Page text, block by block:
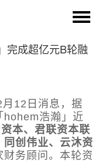
完成超亿元B轮融
12日消息，据
hohem浩瀚」近
本、君联资本联
创伟业、云沐资
财务顾问。本轮资